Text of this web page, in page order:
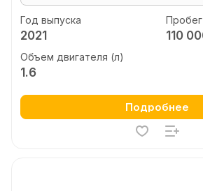
Год выпуска
2021 110
Объем двигателя (л)
1.6
Подробнее